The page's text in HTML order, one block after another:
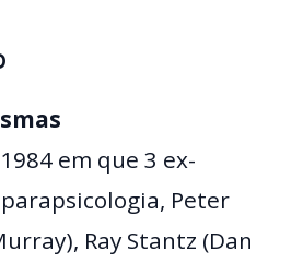
em que 3 ex-
Peter
Ray Stantz (Dan